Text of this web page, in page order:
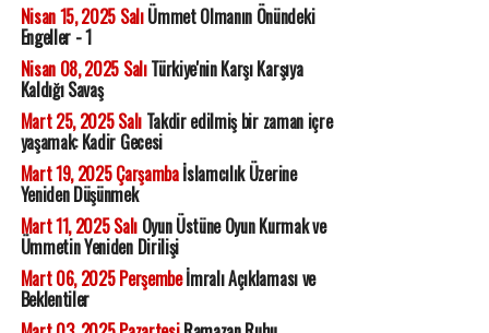
Nisan 15, 2025 SalıÜmmet Olmanın Önündeki
Engeller - 1
Nisan 08, 2025 SalıTürkiye'nin Karşı Karşıya
Kaldığı Savaş
Mart 25, 2025 SalıTakdir edilmiş bir zaman içre
yaşamak: Kadir Gecesi
Mart 19, 2025 Çarşambaİslamcılık Üzerine
Yeniden Düşünmek
Mart 11, 2025 SalıOyun Üstüne Oyun Kurmak ve
Ümmetin Yeniden Dirilişi
Mart 06, 2025 Perşembeİmralı Açıklaması ve
Beklentiler